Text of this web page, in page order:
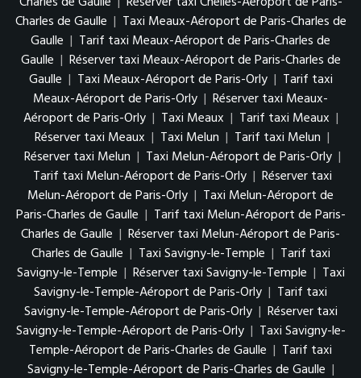
Charles de Gaulle | Taxi Meaux-Aéroport de Paris-Charles de
Gaulle | Tarif taxi Meaux-Aéroport de Paris-Charles de
Gaulle | Réserver taxi Meaux-Aéroport de Paris-Charles de
Gaulle | Taxi Meaux-Aéroport de Paris-Orly | Tarif taxi
Meaux-Aéroport de Paris-Orly | Réserver taxi Meaux-
Aéroport de Paris-Orly | Taxi Meaux | Tarif taxi Meaux |
Réserver taxi Meaux | Taxi Melun | Tarif taxi Melun |
Réserver taxi Melun | Taxi Melun-Aéroport de Paris-Orly |
Tarif taxi Melun-Aéroport de Paris-Orly | Réserver taxi
Melun-Aéroport de Paris-Orly | Taxi Melun-Aéroport de
Paris-Charles de Gaulle | Tarif taxi Melun-Aéroport de Paris-
Charles de Gaulle | Réserver taxi Melun-Aéroport de Paris-
Charles de Gaulle | Taxi Savigny-le-Temple | Tarif taxi
Savigny-le-Temple | Réserver taxi Savigny-le-Temple | Taxi
Savigny-le-Temple-Aéroport de Paris-Orly | Tarif taxi
Savigny-le-Temple-Aéroport de Paris-Orly | Réserver taxi
Savigny-le-Temple-Aéroport de Paris-Orly | Taxi Savigny-le-
Temple-Aéroport de Paris-Charles de Gaulle | Tarif taxi
Savigny-le-Temple-Aéroport de Paris-Charles de Gaulle |